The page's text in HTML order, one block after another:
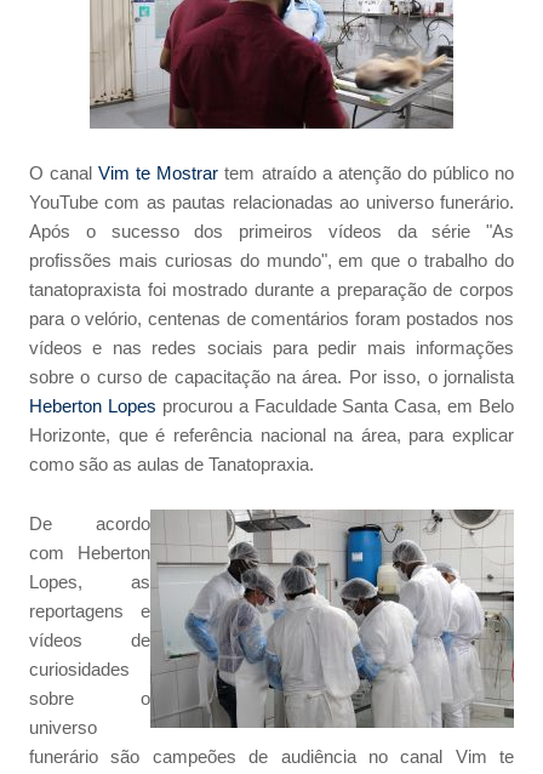
O canalVim te Mostrar tem atraído a atenção do público no
YouTube com as pautas relacionadas ao universo funerário.
Após o sucesso dos primeiros vídeos da série "As
profissões mais curiosas do mundo", em que o trabalho do
tanatopraxista foi mostrado durante a preparação de corpos
para o velório, centenas de comentários foram postados nos
vídeos e nas redes sociais para pedir mais informações
sobre o curso de capacitação na área. Por isso, o jornalista
Heberton Lopes procurou a Faculdade Santa Casa, em Belo
Horizonte, que é referência nacional na área, para explicar
como são as aulas de Tanatopraxia.
De acordo
com Heberton
Lopes, as
reportagens e
vídeos de
curiosidades
sobre o
universo
funerário são campeões de audiência no canal Vim te